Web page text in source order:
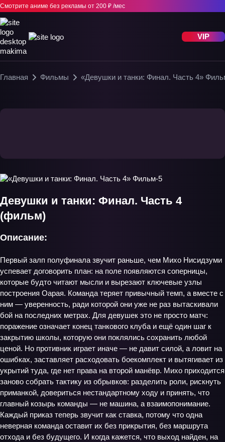
Смотрите аниме без рекламы от 200 ₽ /мес
VIP
Главная Фильмы «Девушки и танки: Финал. Часть 4»
Девушки и танки: Финал. Часть 4
(фильм)
Описание:
Первый залп полуфинала звучит раньше, чем Михо Нисидзуми
успевает договорить план: на поле появляются соперницы,
которые будто читают мысли и вырезают ключевые узлы
построения Оарая. Команда теряет привычный темп, а вместе с
ним — уверенность, ради которой они уже не раз вытаскивали
бой на последних метрах. Для девушек это не просто матч:
поражение означает конец танкового клуба и ещё один шаг к
закрытию школы, которую они поклялись сохранить любой
ценой. Но противник играет иначе — не давит силой, а ловит на
ошибках, заставляет расходовать боекомплект и вытягивает из
укрытий туда, где нет права на второй манёвр. Михо приходится
заново собрать тактику из обрывков: разделить роли, рискнуть
приманкой, довериться нестандартному ходу и принять, что
главный козырь команды — не машина, а взаимопонимание.
Каждый приказ теперь звучит как ставка, потому что одна
неверная команда оставит их без прикрытия, без маршрута
отхода и без будущего. И когда кажется, что выход найден, на